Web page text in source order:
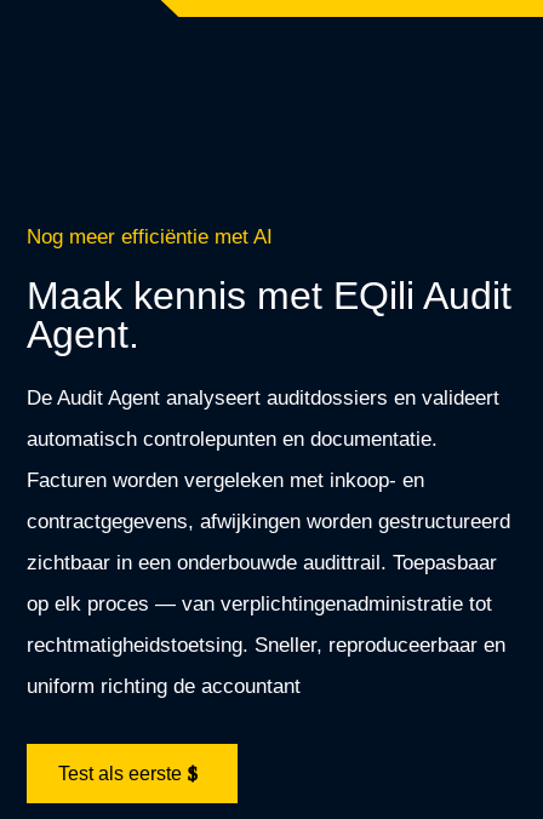
Nog meer efficiëntie met AI
Maak kennis met EQili Audit
Agent.
De Audit Agent analyseert auditdossiers en valideert
automatisch controlepunten en documentatie.
Facturen worden vergeleken met inkoop- en
contractgegevens, afwijkingen worden gestructureerd
zichtbaar in een onderbouwde audittrail. Toepasbaar
op elk proces — van verplichtingenadministratie tot
rechtmatigheidstoetsing. Sneller, reproduceerbaar en
uniform richting de accountant
Test als eerste